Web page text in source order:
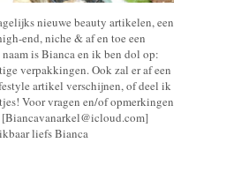
nieuwe beauty artikelen, een
end, niche & af en toe een
is Bianca en ik ben dol op:
verpakkingen. Ook zal er af een
artikel verschijnen, of deel ik
Voor vragen en/of opmerkingen
liefs Bianca